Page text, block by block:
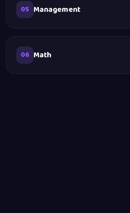
05 Management
06 Math